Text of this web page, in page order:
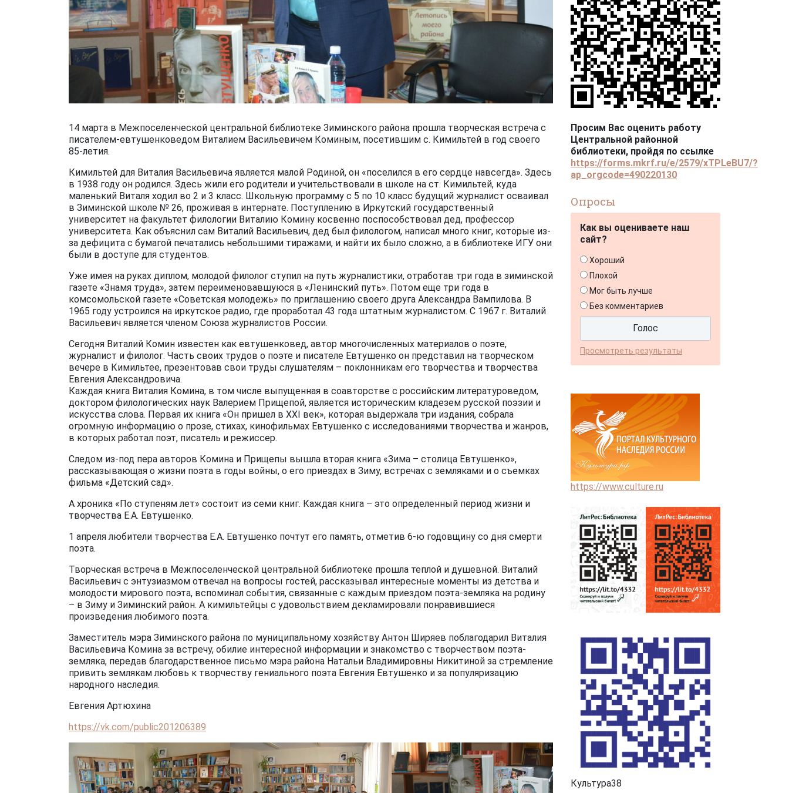
14 марта в Межпоселенческой центральной библиотеке Зиминского района прошла творческая встреча с
писателем-евтушенковедом Виталием Васильевичем Коминым, посетившим с. Кимильтей в год своего
85-летия.
Кимильтей для Виталия Васильевича является малой Родиной, он «поселился в его сердце навсегда». Здесь
в 1938 году он родился. Здесь жили его родители и учительствовали в школе на ст. Кимильтей, куда
маленький Виталя ходил во 2 и 3 класс. Школьную программу с 5 по 10 класс будущий журналист осваивал
в Зиминской школе № 26, проживая в интернате. Поступлению в Иркутский государственный
университет на факультет филологии Виталию Комину косвенно поспособствовал дед, профессор
университета. Как объяснил сам Виталий Васильевич, дед был филологом, написал много книг, которые из-
за дефицита с бумагой печатались небольшими тиражами, и найти их было сложно, а в библиотеке ИГУ они
были в доступе для студентов.
Уже имея на руках диплом, молодой филолог ступил на путь журналистики, отработав три года в зиминской
газете «Знамя труда», затем переименовавшуюся в «Ленинский путь». Потом еще три года в
комсомольской газете «Советская молодежь» по приглашению своего друга Александра Вампилова. В
1965 году устроился на иркутское радио, где проработал 43 года штатным журналистом. С 1967 г. Виталий
Васильевич является членом Союза журналистов России.
Сегодня Виталий Комин известен как евтушенковед, автор многочисленных материалов о поэте,
журналист и филолог. Часть своих трудов о поэте и писателе Евтушенко он представил на творческом
вечере в Кимильтее, презентовав свои труды слушателям – поклонникам его творчества и творчества
Евгения Александровича.
Каждая книга Виталия Комина, в том числе выпущенная в соавторстве с российским литературоведом,
доктором филологических наук Валерием Прищепой, является историческим кладезем русской поэзии и
искусства слова. Первая их книга «Он пришел в XXI век», которая выдержала три издания, собрала
огромную информацию о прозе, стихах, кинофильмах Евтушенко с исследованиями творчества и жанров,
в которых работал поэт, писатель и режиссер.
Следом из-под пера авторов Комина и Прищепы вышла вторая книга «Зима – столица Евтушенко»,
рассказывающая о жизни поэта в годы войны, о его приездах в Зиму, встречах с земляками и о съемках
фильма «Детский сад».
А хроника «По ступеням лет» состоит из семи книг. Каждая книга – это определенный период жизни и
творчества Е.А. Евтушенко.
1 апреля любители творчества Е.А. Евтушенко почтут его память, отметив 6-ю годовщину со дня смерти
поэта.
Творческая встреча в Межпоселенческой центральной библиотеке прошла теплой и душевной. Виталий
Васильевич с энтузиазмом отвечал на вопросы гостей, рассказывал интересные моменты из детства и
молодости мирового поэта, вспоминал события, связанные с каждым приездом поэта-земляка на родину
– в Зиму и Зиминский район. А кимильтейцы с удовольствием декламировали понравившиеся
произведения любимого поэта.
Заместитель мэра Зиминского района по муниципальному хозяйству Антон Ширяев поблагодарил Виталия
Васильевича Комина за встречу, обилие интересной информации и знакомство с творчеством поэта-
земляка, передав благодарственное письмо мэра района Натальи Владимировны Никитиной за стремление
привить землякам любовь к творчеству гениального поэта Евгения Евтушенко и за популяризацию
народного наследия.
Евгения Артюхина
https://vk.com/public201206389
Просим Вас оценить работу
Центральной районной
библиотеки, пройдя по ссылке
https://forms.mkrf.ru/e/2579/xTPLeBU7/?
ap_orgcode=490220130
Опросы
Как вы оцениваете наш
сайт?
Хороший
Плохой
Мог быть лучше
Без комментариев
Просмотреть результаты
https://www.culture.ru
Культура38